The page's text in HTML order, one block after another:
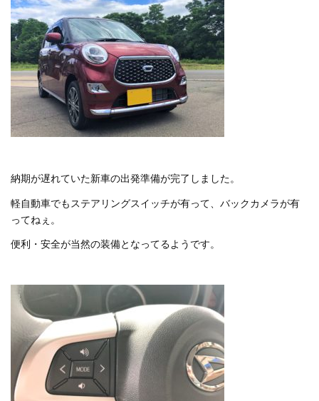
納期が遅れていた新車の出発準備が完了しました。
軽自動車でもステアリングスイッチが有って、バックカメラが有
ってねぇ。
便利・安全が当然の装備となってるようです。